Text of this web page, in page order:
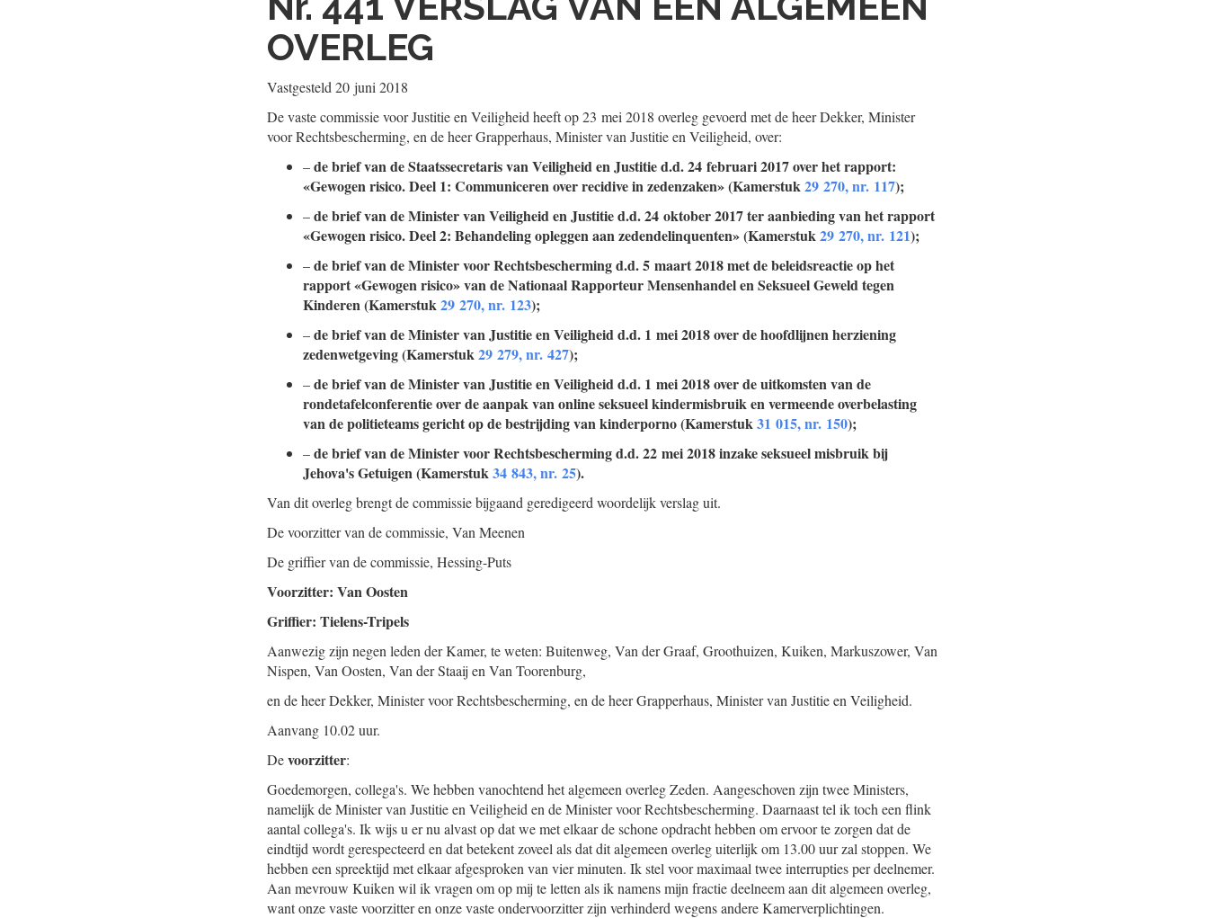
OVERLEG
Vastgesteld 20 juni 2018
De vaste commissie voor Justitie en Veiligheid heeft op 23 mei 2018 overleg gevoerd met de heer Dekker, Minister
voor Rechtsbescherming, en de heer Grapperhaus, Minister van Justitie en Veiligheid, over:
–de brief van de Staatssecretaris van Veiligheid en Justitie d.d. 24 februari 2017 over het rapport:
«Gewogen risico. Deel 1: Communiceren over recidive in zedenzaken» (Kamerstuk29 270, nr. 117);
–de brief van de Minister van Veiligheid en Justitie d.d. 24 oktober 2017 ter aanbieding van het rapport
«Gewogen risico. Deel 2: Behandeling opleggen aan zedendelinquenten» (Kamerstuk29 270, nr. 121);
–de brief van de Minister voor Rechtsbescherming d.d. 5 maart 2018 met de beleidsreactie op het
rapport «Gewogen risico» van de Nationaal Rapporteur Mensenhandel en Seksueel Geweld tegen
Kinderen (Kamerstuk29 270, nr. 123);
–de brief van de Minister van Justitie en Veiligheid d.d. 1 mei 2018 over de hoofdlijnen herziening
zedenwetgeving (Kamerstuk29 279, nr. 427);
–de brief van de Minister van Justitie en Veiligheid d.d. 1 mei 2018 over de uitkomsten van de
rondetafelconferentie over de aanpak van online seksueel kindermisbruik en vermeende overbelasting
van de politieteams gericht op de bestrijding van kinderporno (Kamerstuk31 015, nr. 150);
–de brief van de Minister voor Rechtsbescherming d.d. 22 mei 2018 inzake seksueel misbruik bij
Jehova's Getuigen (Kamerstuk34 843, nr. 25).
Van dit overleg brengt de commissie bijgaand geredigeerd woordelijk verslag uit.
De voorzitter van de commissie, Van Meenen
De griffier van de commissie, Hessing-Puts
Voorzitter: Van Oosten
Griffier: Tielens-Tripels
Aanwezig zijn negen leden der Kamer, te weten: Buitenweg, Van der Graaf, Groothuizen, Kuiken, Markuszower, Van
Nispen, Van Oosten, Van der Staaij en Van Toorenburg,
en de heer Dekker, Minister voor Rechtsbescherming, en de heer Grapperhaus, Minister van Justitie en Veiligheid.
Aanvang 10.02 uur.
Devoorzitter:
Goedemorgen, collega's. We hebben vanochtend het algemeen overleg Zeden. Aangeschoven zijn twee Ministers,
namelijk de Minister van Justitie en Veiligheid en de Minister voor Rechtsbescherming. Daarnaast tel ik toch een flink
aantal collega's. Ik wijs u er nu alvast op dat we met elkaar de schone opdracht hebben om ervoor te zorgen dat de
eindtijd wordt gerespecteerd en dat betekent zoveel als dat dit algemeen overleg uiterlijk om 13.00 uur zal stoppen. We
hebben een spreektijd met elkaar afgesproken van vier minuten. Ik stel voor maximaal twee interrupties per deelnemer.
Aan mevrouw Kuiken wil ik vragen om op mij te letten als ik namens mijn fractie deelneem aan dit algemeen overleg,
want onze vaste voorzitter en onze vaste ondervoorzitter zijn verhinderd wegens andere Kamerverplichtingen.